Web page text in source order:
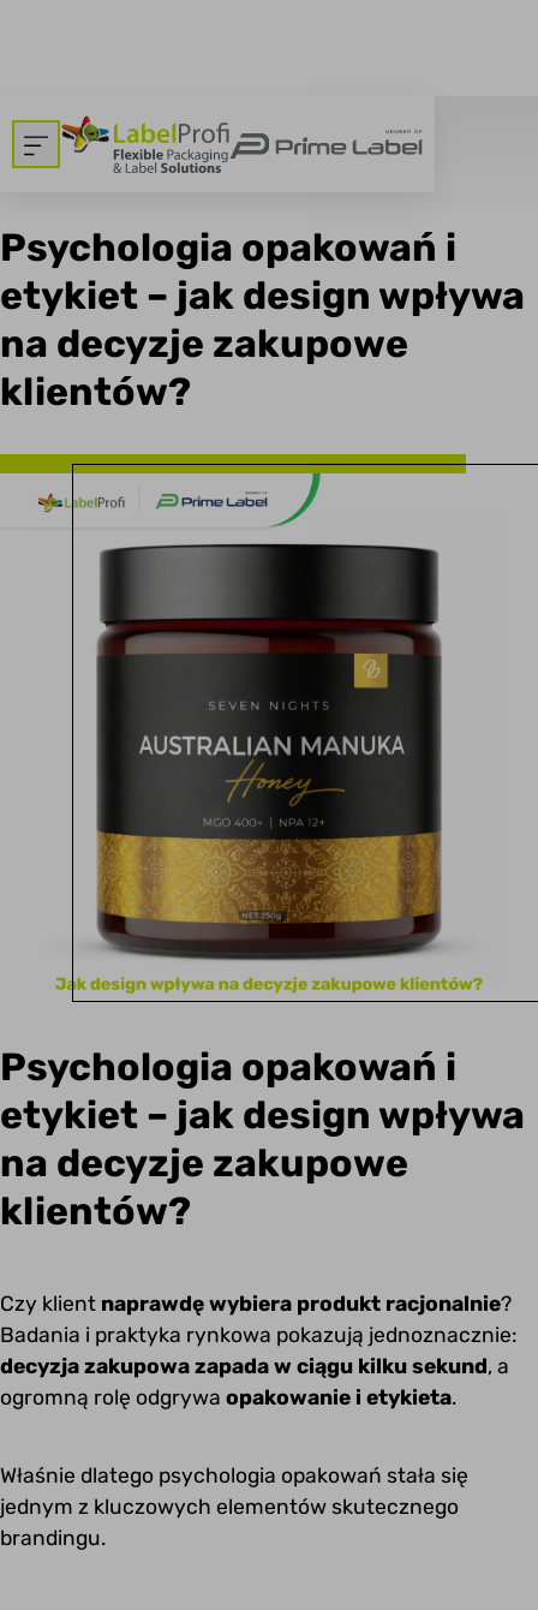
breadcrumbs.backtoallnews
Psychologia opakowań i
etykiet – jak design wpływa
na decyzje zakupowe
klientów?
Psychologia opakowań i
etykiet – jak design wpływa
na decyzje zakupowe
klientów?
Czy klient naprawdę wybiera produkt racjonalnie?
Badania i praktyka rynkowa pokazują jednoznacznie:
decyzja zakupowa zapada w ciągu kilku sekund, a
ogromną rolę odgrywa opakowanie i etykieta.
Właśnie dlatego psychologia opakowań stała się
jednym z kluczowych elementów skutecznego
brandingu.